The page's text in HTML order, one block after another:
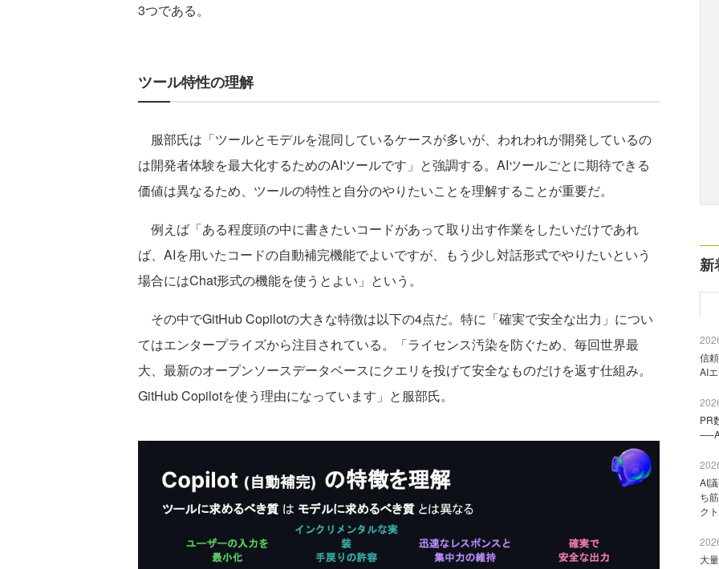
3つである。
ツール特性の理解
服部氏は「ツールとモデルを混同しているケースが多いが、われわれが開発しているの
は開発者体験を最大化するためのAIツールです」と強調する。AIツールごとに期待できる
価値は異なるため、ツールの特性と自分のやりたいことを理解することが重要だ。
例えば「ある程度頭の中に書きたいコードがあって取り出す作業をしたいだけであれ
ば、AIを用いたコードの自動補完機能でよいですが、もう少し対話形式でやりたいという
場合にはChat形式の機能を使うとよい」という。
その中でGitHub Copilotの大きな特徴は以下の4点だ。特に「確実で安全な出力」につい
てはエンタープライズから注目されている。「ライセンス汚染を防ぐため、毎回世界最
大、最新のオープンソースデータベースにクエリを投げて安全なものだけを返す仕組み。
GitHub Copilotを使う理由になっています」と服部氏。
新
信
AI
PR
AI
ち
ク
大